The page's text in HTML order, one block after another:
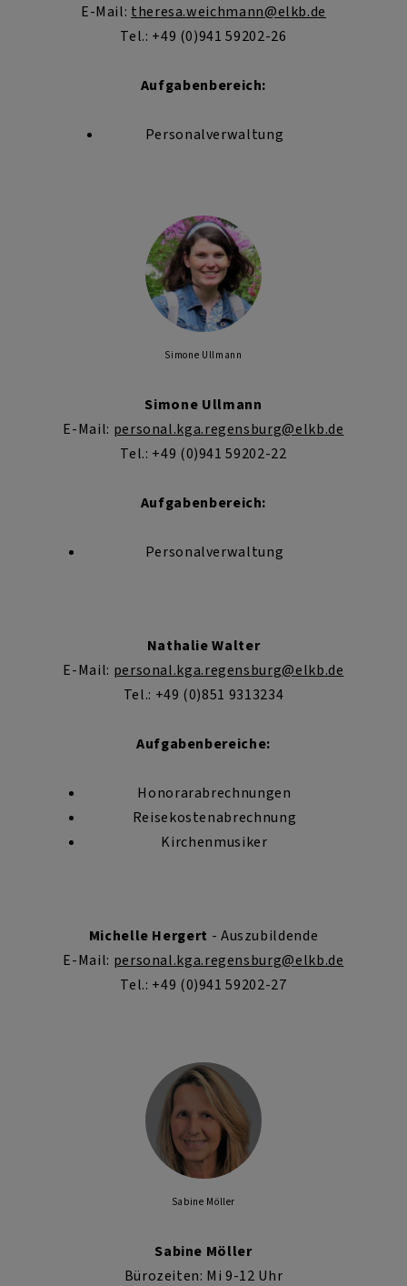
E-Mail: theresa.weichmann@elkb.de
Tel.: +49 (0)941 59202-26
Aufgabenbereich:
Personalverwaltung
Simone Ullmann
Simone Ullmann
E-Mail: personal.kga.regensburg@elkb.de
Tel.: +49 (0)941 59202-22
Aufgabenbereich:
Personalverwaltung
Nathalie Walter
E-Mail: personal.kga.regensburg@elkb.de
Tel.: +49 (0)851 9313234
Aufgabenbereiche:
Honorarabrechnungen
Reisekostenabrechnung
Kirchenmusiker
Michelle Hergert - Auszubildende
E-Mail: personal.kga.regensburg@elkb.de
Tel.: +49 (0)941 59202-27
Sabine Möller
Sabine Möller
Bürozeiten: Mi 9-12 Uhr